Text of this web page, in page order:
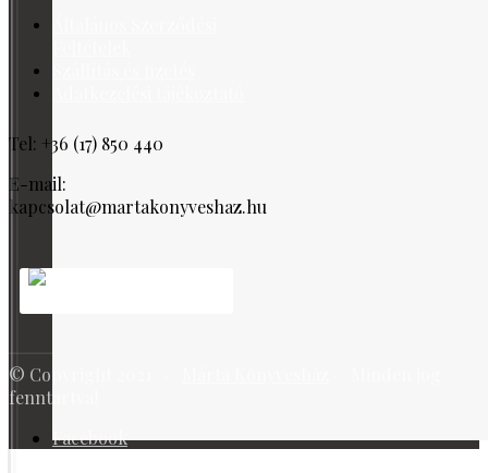
Tel: +36 (17) 850 440
E-mail:
kapcsolat@martakonyveshaz.hu
© Copyright 2021 ·
fenntartva!
Facebook